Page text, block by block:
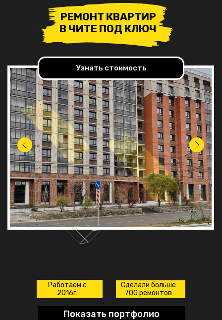
РЕМОНТ КВАРТИР
В ЧИТЕ ПОД КЛЮЧ
Узнать стоимость
Показать портфолио
Работаем с
2016г.
Сделали больше
700 ремонтов